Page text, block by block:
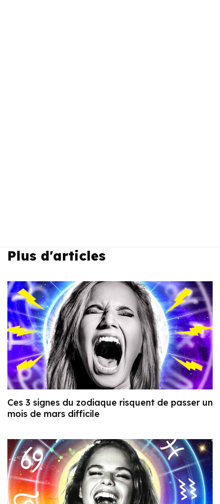
Plus d'articles
Ces 3 signes du zodiaque risquent de passer un
mois de mars difficile